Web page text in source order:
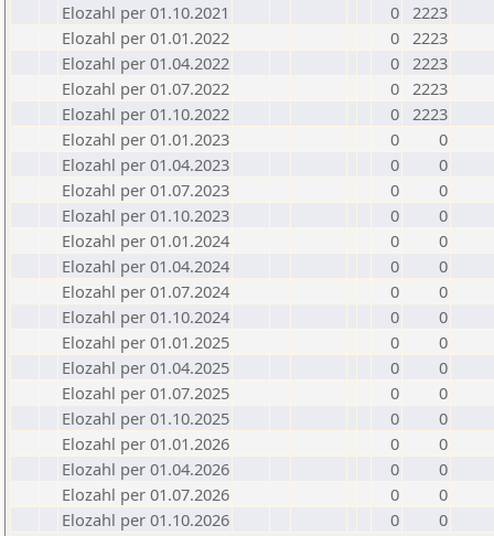
Elozahl per 01.10.2021
0 2223
Elozahl per 01.01.2022
0 2223
Elozahl per 01.04.2022
0 2223
Elozahl per 01.07.2022
0 2223
Elozahl per 01.10.2022
0 2223
Elozahl per 01.01.2023
0
0
Elozahl per 01.04.2023
0
0
Elozahl per 01.07.2023
0
0
Elozahl per 01.10.2023
0
0
Elozahl per 01.01.2024
0
0
Elozahl per 01.04.2024
0
0
Elozahl per 01.07.2024
0
0
Elozahl per 01.10.2024
0
0
Elozahl per 01.01.2025
0
0
Elozahl per 01.04.2025
0
0
Elozahl per 01.07.2025
0
0
Elozahl per 01.10.2025
0
0
Elozahl per 01.01.2026
0
0
Elozahl per 01.04.2026
0
0
Elozahl per 01.07.2026
0
0
Elozahl per 01.10.2026
0 0